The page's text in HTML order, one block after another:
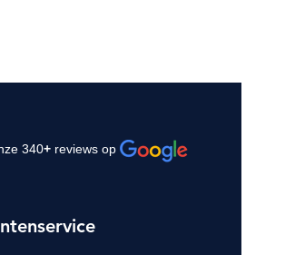
340+ reviews op